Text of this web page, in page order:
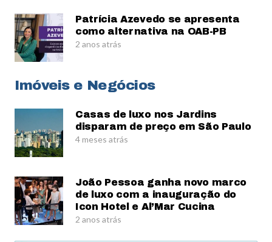
Patrícia Azevedo se apresenta
como alternativa na OAB-PB
2 anos atrás
Imóveis e Negócios
Casas de luxo nos Jardins
disparam de preço em São Paulo
4 meses atrás
João Pessoa ganha novo marco
de luxo com a inauguração do
Icon Hotel e Al’Mar Cucina
2 anos atrás